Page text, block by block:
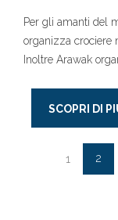
Per gli amanti del
organizza crociere
Inoltre Arawak
SCOPRI DI
1 2